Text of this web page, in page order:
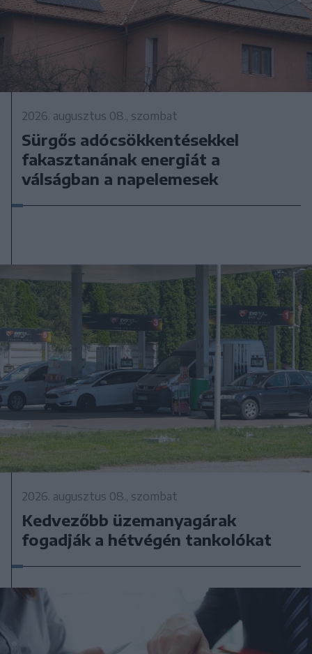
2026. augusztus 08., szombat
Sürgős adócsökkentésekkel
fakasztanának energiát a
válságban a napelemesek
2026. augusztus 08., szombat
Kedvezőbb üzemanyagárak
fogadják a hétvégén tankolókat